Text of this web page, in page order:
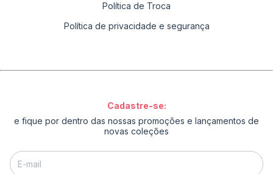
Política de Troca
Política de privacidade e segurança
Cadastre-se:
e fique por dentro das nossas promoções e lançamentos de
novas coleções